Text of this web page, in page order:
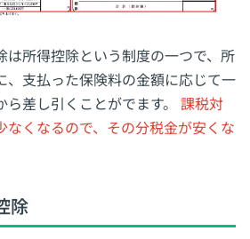
は所得控除という制度の一つで、所
、支払った保険料の金額に応じて一
ら差し引くことがでます。 課税対
なくなるので、その分税金が安くな
除